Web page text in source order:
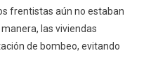
frentistas aún no estaban
las viviendas
de bombeo, evitando